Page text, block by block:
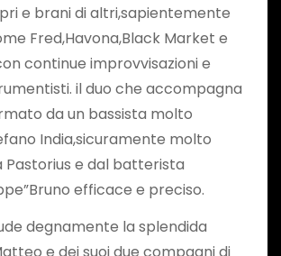
e brani di altri,sapientemente
Fred,Havona,Black Market e
continue improvvisazioni e
il duo che accompagna
da un bassista molto
India,sicuramente molto
Pastorius e dal batterista
efficace e preciso.
degnamente la splendida